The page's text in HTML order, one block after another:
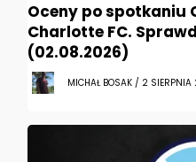
Oceny po spotkaniu
Charlotte FC.
(02.08.2026)
MICHAŁ BOSAK / 2